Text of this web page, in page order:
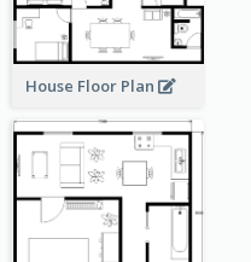
House Floor Plan